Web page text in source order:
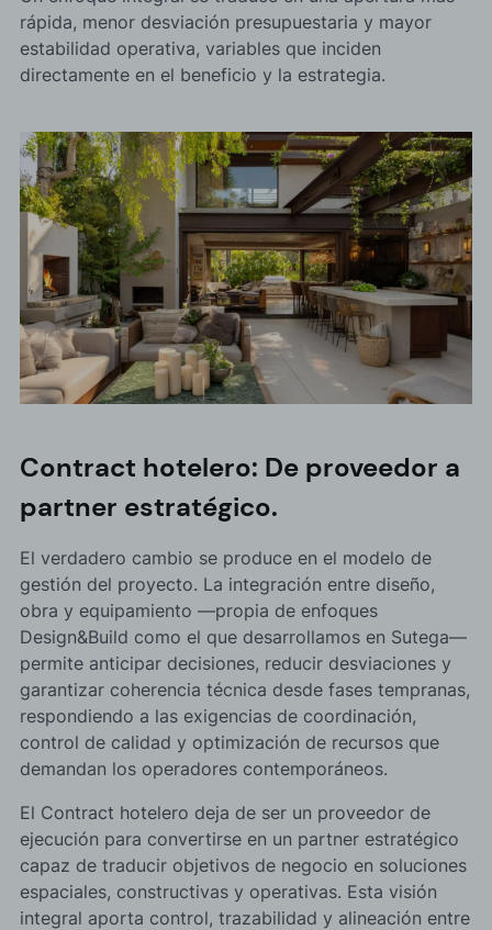
rápida, menor desviación presupuestaria y mayor
estabilidad operativa, variables que inciden
directamente en el beneficio y la estrategia.
Contract hotelero: De proveedor a
partner estratégico.
El verdadero cambio se produce en el modelo de
gestión del proyecto. La integración entre diseño,
obra y equipamiento —propia de enfoques
Design&Build como el que desarrollamos en Sutega—
permite anticipar decisiones, reducir desviaciones y
garantizar coherencia técnica desde fases tempranas,
respondiendo a las exigencias de coordinación,
control de calidad y optimización de recursos que
demandan los operadores contemporáneos.
El Contract hotelero deja de ser un proveedor de
ejecución para convertirse en un partner estratégico
capaz de traducir objetivos de negocio en soluciones
espaciales, constructivas y operativas. Esta visión
integral aporta control, trazabilidad y alineación entre